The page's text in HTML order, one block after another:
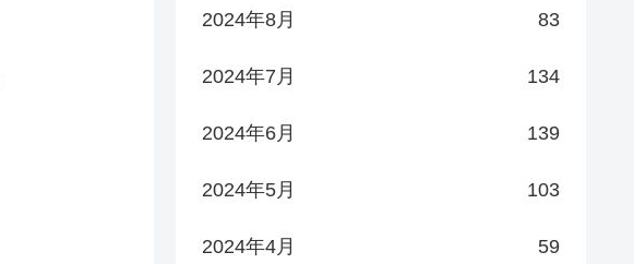
2024年8月 83
2024年7月 134
2024年6月 139
2024年5月 103
2024年4月 59